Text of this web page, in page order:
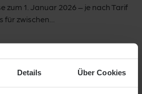
Details Über Cookies
zum 1. Januar 2026 – je nach Tarif
zwischen…
zur „Spinne mitten im
Hochspannungstrassen